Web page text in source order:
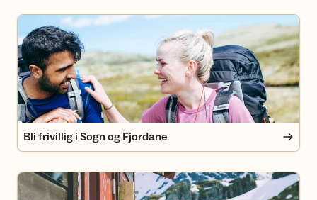
Bli frivillig i Sogn og Fjordane
Bli frivillig i Sogn og Fjordane
Bli medlem